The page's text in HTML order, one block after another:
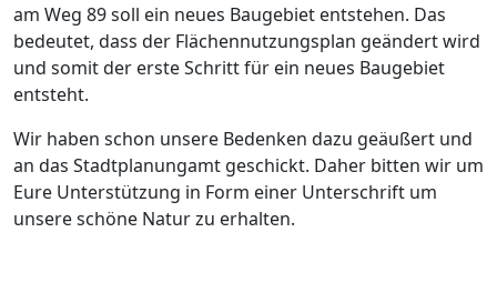
am Weg 89 soll ein neues Baugebiet entstehen. Das
bedeutet, dass der Flächennutzungsplan geändert wird
und somit der erste Schritt für ein neues Baugebiet
entsteht.
Wir haben schon unsere Bedenken dazu geäußert und
an das Stadtplanungamt geschickt. Daher bitten wir um
Eure Unterstützung in Form einer Unterschrift um
unsere schöne Natur zu erhalten.